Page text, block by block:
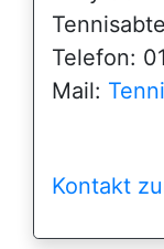
Telefon:
Mail:
Kontakt